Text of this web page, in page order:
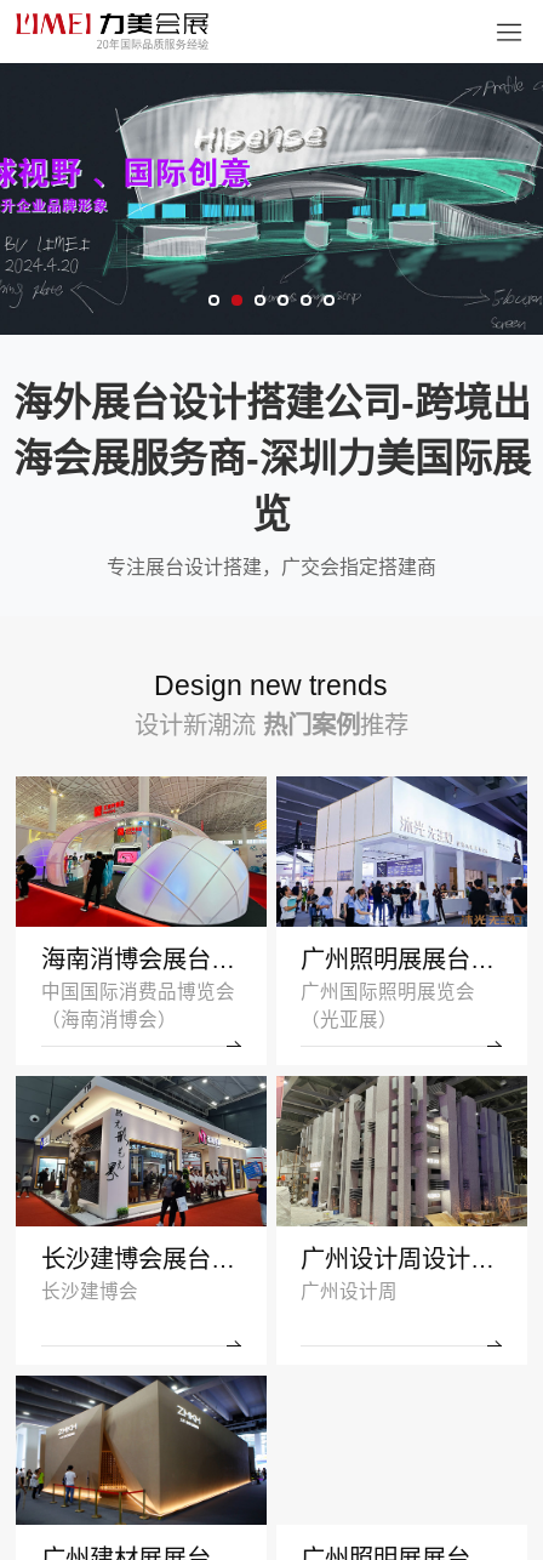
海外展台设计搭建公司-跨境出
海会展服务商-深圳力美国际展
览
专注展台设计搭建，广交会指定搭建商
Design new trends
设计新潮流 热门案例 推荐
海南消博会展台设计搭建案例-王府井集团-深圳展示设计公司
中国国际消费品博览会
（海南消博会）
广州照明展展台设计搭建案例 -沐光无主灯
广州国际照明展览会
（光亚展）
长沙建博会展台搭建案例-诺拓铝材
长沙建博会
广州设计周设计搭建案例-卡布奇诺瓷砖
广州设计周